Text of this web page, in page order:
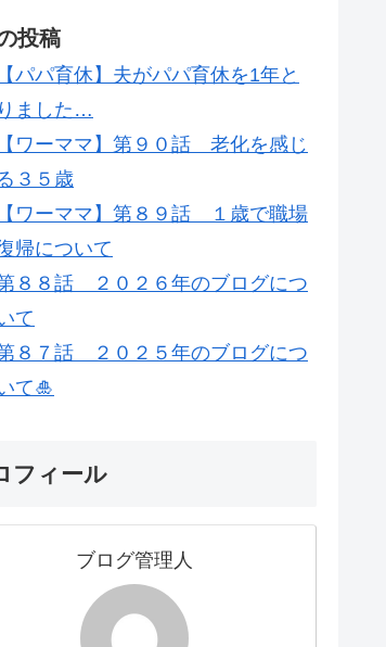
投稿
【パパ育休】夫がパパ育休を1年と
りました…
【ワーママ】第９０話 老化を感じ
３５歳
【ワーママ】第８９話 １歳で職場
帰について
８８話 ２０２６年のブログにつ
て
８７話 ２０２５年のブログにつ
て🎍
フィール
ブログ管理人